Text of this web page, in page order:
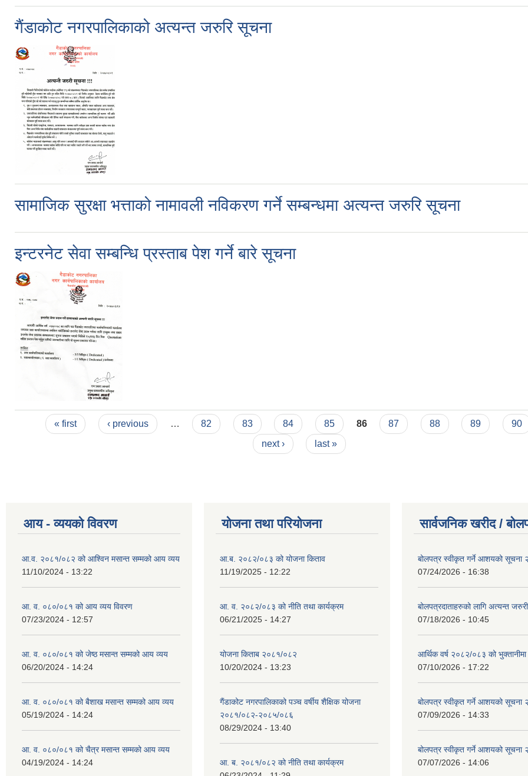
गैंडाकोट नगरपालिकाको अत्यन्त जरुरि सूचना
सामाजिक सुरक्षा भत्ताको नामावली नविकरण गर्ने सम्बन्धमा अत्यन्त जरुरि सूचना
इन्टरनेट सेवा सम्बन्धि प्रस्ताब पेश गर्ने बारे सूचना
Pages« first ‹ previous … 82 83 84 85 86 87 88 89
90
next ›
last »
आय - व्ययको विवरण
आ.व. २०८१/०८२ को आश्विन मसान्त सम्मको आय व्यय
11/10/2024 - 13:22
आ. व. ०८०/०८१ को आय व्यय विवरण
07/23/2024 - 12:57
आ. व. ०८०/०८१ को जेष्ठ मसान्त सम्मको आय व्यय
06/20/2024 - 14:24
आ. व. ०८०/०८१ को बैशाख मसान्त सम्मको आय व्यय
05/19/2024 - 14:24
आ. व. ०८०/०८१ को चैत्र मसान्त सम्मको आय व्यय
04/19/2024 - 14:24
योजना तथा परियोजना
आ.ब. २०८२/०८३ को योजना किताव
11/19/2025 - 12:22
आ. व. २०८२/०८३ को नीति तथा कार्यक्रम
06/21/2025 - 14:27
योजना किताब २०८१/०८२
10/20/2024 - 13:23
गैंडाकोट नगरपालिकाको पञ्च वर्षीय शैक्षिक योजना
२०८१/०८२-२०८५/०८६
08/29/2024 - 13:40
आ. ब. २०८१/०८२ को नीति तथा कार्यक्रम
सार्वजनिक खरीद /
बोलपत्र स्वीकृत गर्ने आशयको सूचना
07/24/2026 - 16:38
बोलपत्रदाताहरुको लागि अत्यन्त जरुरी
07/18/2026 - 10:45
आर्थिक वर्ष २०८२/०८३ को भुक्तानीमा
07/10/2026 - 17:22
बोलपत्र स्वीकृत गर्ने आशयको सूचना
07/09/2026 - 14:33
बोलपत्र स्वीकृत गर्ने आशयको सूचना
07/07/2026 - 14:06